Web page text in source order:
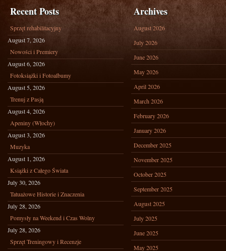
Recent Posts
Sprzęt rehabilitacyjny
August 7, 2026
Nowości i Premiery
August 6, 2026
Fotoksiążki i Fotoalbumy
August 5, 2026
Trenuj z Pasją
August 4, 2026
Apeniny (Włochy)
August 3, 2026
Muzyka
August 1, 2026
Książki z Całego Świata
July 30, 2026
Tatuażowe Historie i Znaczenia
July 28, 2026
Pomysły na Weekend i Czas Wolny
July 28, 2026
Sprzęt Treningowy i Recenzje
Archives
August 2026
July 2026
June 2026
May 2026
April 2026
March 2026
February 2026
January 2026
December 2025
November 2025
October 2025
September 2025
August 2025
July 2025
June 2025
May 2025